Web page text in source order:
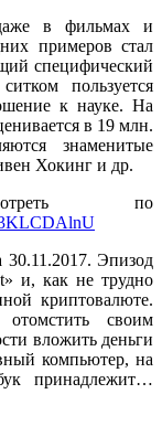
в фильмах и
примеров стал
специфический
пользуется
к науке. На
в 19 млн.
знаменитые
Хокинг и др.
по
30.11.2017. Эпизод
и, как не трудно
криптовалюте.
своим
вложить деньги
компьютер, на
принадлежит…